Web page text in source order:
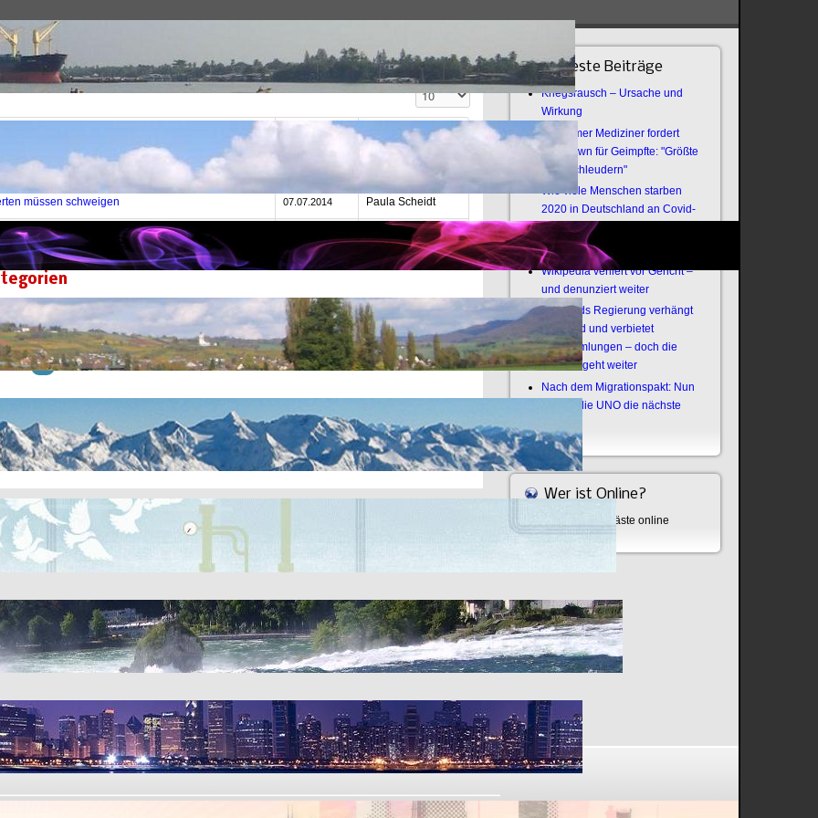
Archive
Anzeige #
Autor
von Bin Laden: Alles gelogen 16.05.2015
müssen schweigen 07.07.2014 Paula Scheidt
Snowden: Was wird uns hier verkauft? Jens Blecker
8
4
Neueste Beiträge
Kriegsrausch – Ursache und
Wirkung
Bochumer Mediziner fordert
Lockdown für Geimpfte: "Größte
Virenschleudern"
Wie viele Menschen starben
2020 in Deutschland an Covid-
19?
Offener Brief an die Armee
Wikipedia verliert vor Gericht –
und denunziert weiter
Thailands Regierung verhängt
Notstand und verbietet
Versammlungen – doch die
Revolte geht weiter
Nach dem Migrationspakt: Nun
zündet die UNO die nächste
Wer ist Online?
Aktuell sind 463 Gäste online